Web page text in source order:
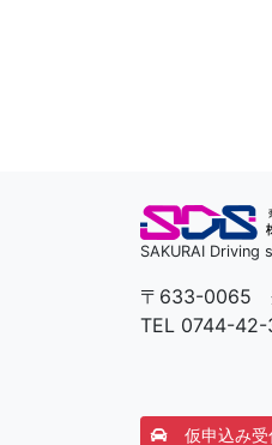
SAKURAI Driving
〒633-0065
TEL 0744-
仮申込み